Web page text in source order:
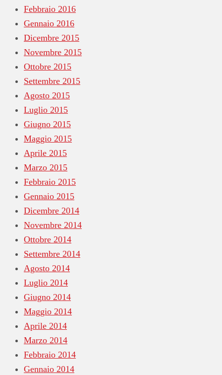
Febbraio 2016
Gennaio 2016
Dicembre 2015
Novembre 2015
Ottobre 2015
Settembre 2015
Agosto 2015
Luglio 2015
Giugno 2015
Maggio 2015
Aprile 2015
Marzo 2015
Febbraio 2015
Gennaio 2015
Dicembre 2014
Novembre 2014
Ottobre 2014
Settembre 2014
Agosto 2014
Luglio 2014
Giugno 2014
Maggio 2014
Aprile 2014
Marzo 2014
Febbraio 2014
Gennaio 2014